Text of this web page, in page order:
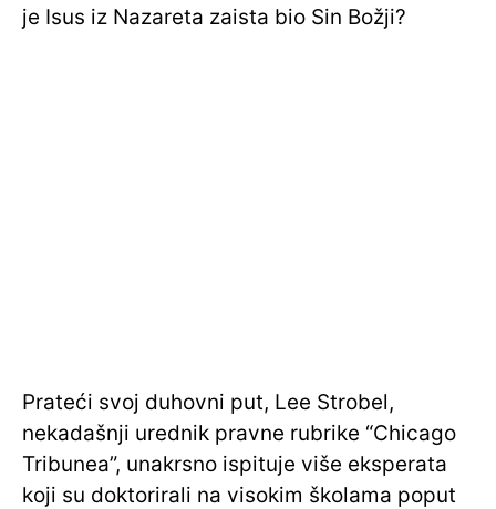
je Isus iz Nazareta zaista bio Sin Božji?
Prateći svoj duhovni put, Lee Strobel,
nekadašnji urednik pravne rubrike “Chicago
Tribunea”, unakrsno ispituje više eksperata
koji su doktorirali na visokim školama poput